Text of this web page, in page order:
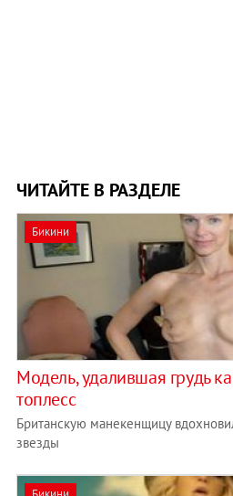
ЧИТАЙТЕ В РАЗДЕЛЕ
Бикини
Модель, удалившая грудь
топлесс
Британскую манекенщицу
звезды